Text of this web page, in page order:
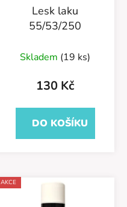
Lesk laku
55/53/250
Skladem (19 ks)
130 Kč
DO KOŠÍKU
AKCE